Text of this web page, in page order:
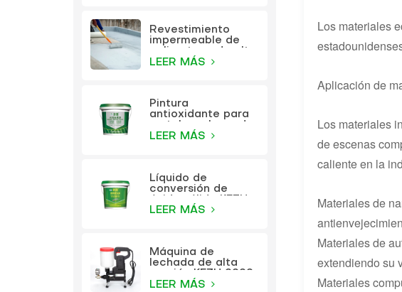
Revestimiento
impermeable de
elasticidad
LEER MÁS
Pintura
antioxidante para
agua KEZU (pintura
LEER MÁS
Líquido de
conversión de
(imprimación
LEER MÁS
Máquina de
lechada de alta
LEER MÁS
Los materiales
Aplicación de
Los materiales
de escenas
caliente en la
Materiales de
Materiales de
extendiendo su
Materiales